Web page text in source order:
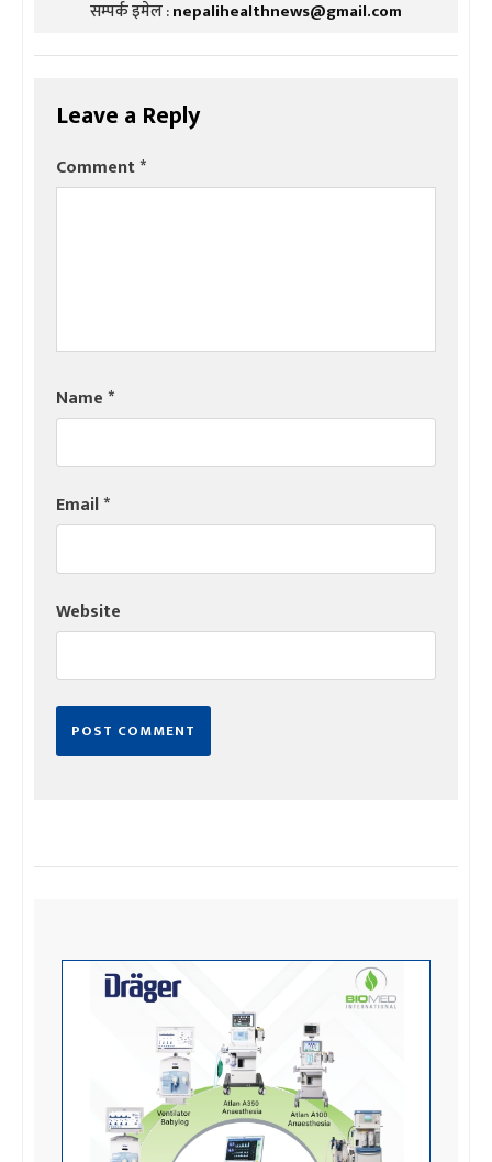
सम्पर्क इमेल :nepalihealthnews@gmail.com
Leave a Reply
Comment*
Name*
Email*
Website